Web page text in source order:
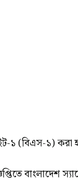
১ (বিএস-১) করা
বাংলাদেশ